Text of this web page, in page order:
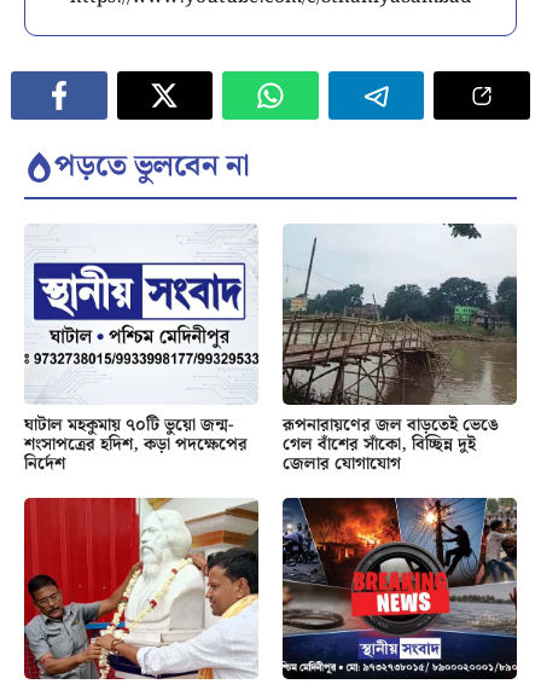
পড়তে ভুলবেন না
ঘাটাল মহকুমায় ৭০টি ভুয়ো জন্ম-
শংসাপত্রের হদিশ, কড়া পদক্ষেপের
নির্দেশ
রূপনারায়ণের জল বাড়তেই ভেঙে
গেল বাঁশের সাঁকো, বিচ্ছিন্ন দুই
জেলার যোগাযোগ